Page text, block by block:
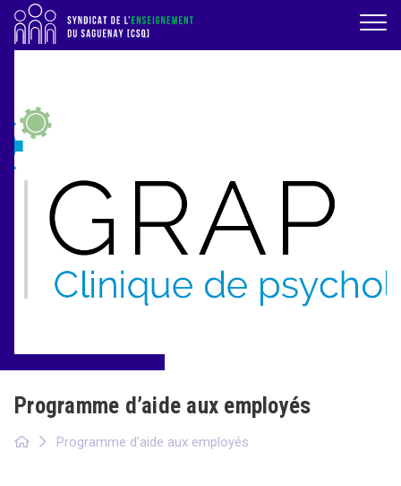
Programme d’aide aux employés
Programme d’aide aux employés